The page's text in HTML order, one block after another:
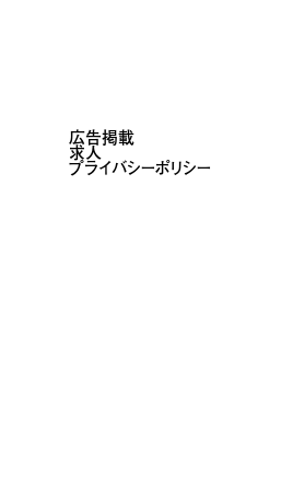
広告掲載
求人
プライバシーポリシー